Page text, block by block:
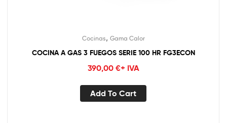
Cocinas, Gama Calor
COCINA A GAS 3 FUEGOS SERIE 100 HR FG3ECON
390,00 €+ IVA
Add To Cart